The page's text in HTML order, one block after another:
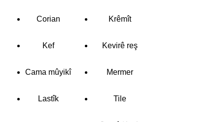
Corian Krêmît
Kef Kevirê reş
Cama mûyikî Mermer
Lastîk Tile